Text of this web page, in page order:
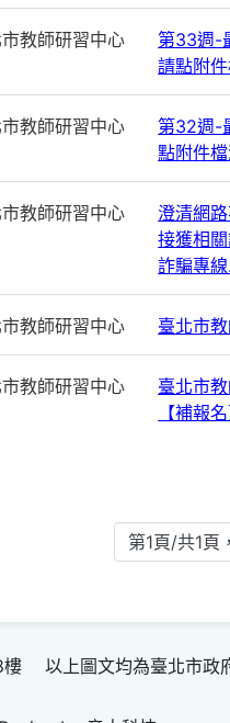
教師研習中心
第33週-
請點附
教師研習中心
第32週-
點附件
教師研習中心
澄清網
接獲相
詐騙專線.
教師研習中心 臺北市
教師研習中心
臺北市
【補報
第1頁/共1頁
以上圖文均為臺北市政